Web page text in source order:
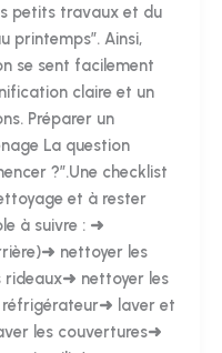
petits travaux et du
printemps”. Ainsi,
se sent facilement
claire et un
Préparer un
La question
?”.Une checklist
et à rester
à suivre : ➜
nettoyer les
rideaux➜ nettoyer les
laver et
les couvertures➜